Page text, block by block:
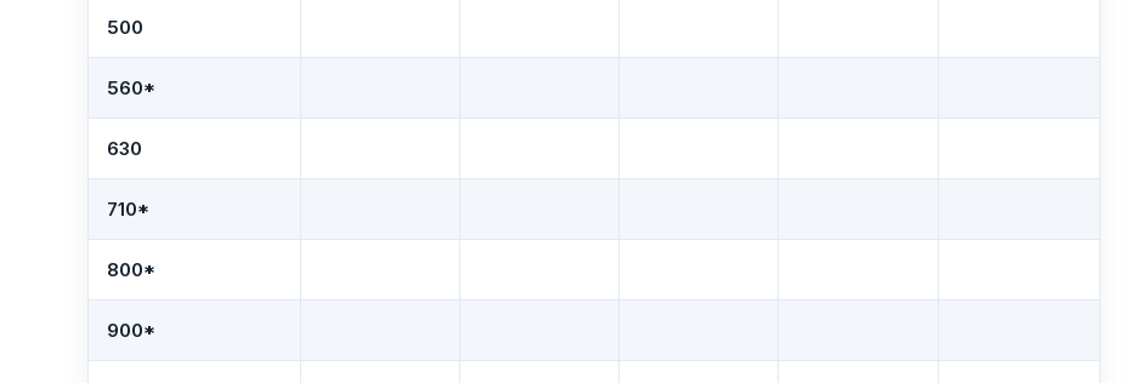
500
560*
630
710*
800*
900*